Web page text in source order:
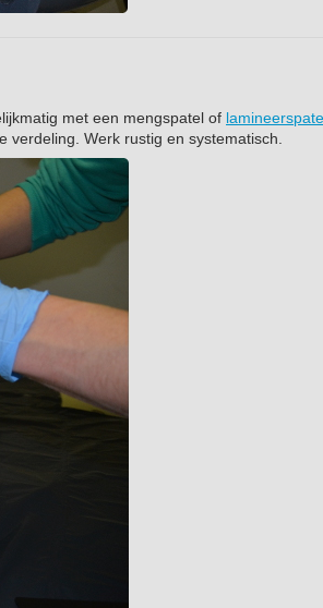
met een mengspatel of
Werk rustig en systematisch.